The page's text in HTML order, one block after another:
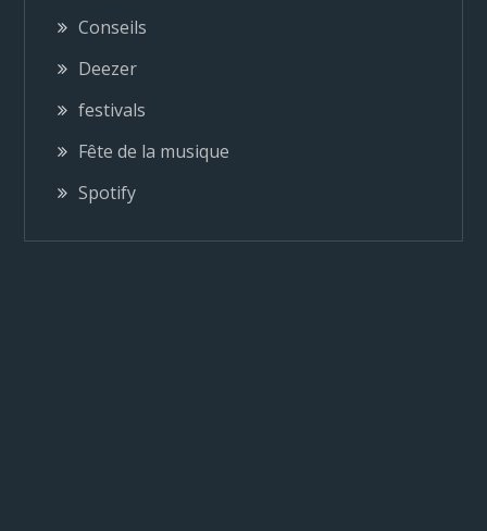
o
n
d
e
Conseils
Deezer
festivals
Fête de la musique
Spotify